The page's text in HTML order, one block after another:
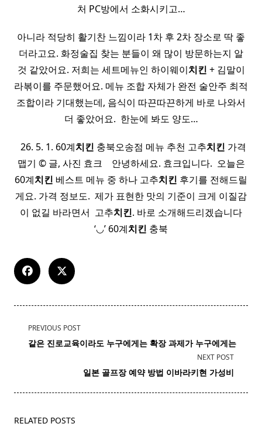
처 PC방에서 소화시키고…
아니라 적당히 활기찬 느낌이라 1차 후 2차 장소로 딱 좋
더라고요. 화정술집 찾는 분들이 왜 많이 방문하는지 알
것 같았어요. 저희는 세트메뉴인 하이웨이치킨 + 김말이
라볶이를 주문했어요. 메뉴 조합 자체가 완전 술안주 최적
조합이라 기대했는데, 음식이 따끈따끈하게 바로 나와서
더 좋았어요. ​ 한눈에 봐도 양도…
​ ​ 26. 5. 1. 60계치킨 충북오송점 메뉴 추천 고추치킨 가격
맵기 © 글, 사진 효크 ​ ​ ​ 안녕하세요. 효크입니다. ​ 오늘은
60계치킨 베스트 메뉴 중 하나 고추치킨 후기를 전해드릴
게요. 가격 정보도. ​ 제가 표현한 맛의 기준이 크게 이질감
이 없길 바라면서 ​ 고추치킨. 바로 소개해드리겠습니다
‘◡’ 60계치킨 충북
<span
class="nav-
text">Page</span>
PREVIOUS POST
같은 진로교육이라도 누구에게는 확장 과제가 누구에게는
NEXT POST
일본 골프장 예약 방법 이바라키현 가성비
RELATED POSTS